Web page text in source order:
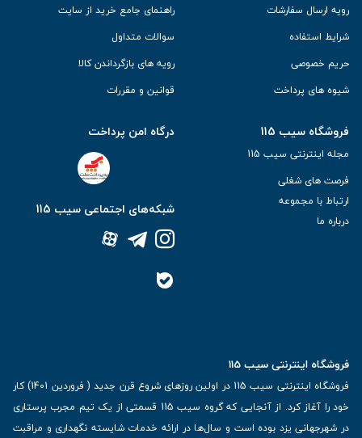
رویه ارسال سفارشات
شرایط استفاده
حریم خصوصی
شیوه های پرداخت
راهنمای جامع خرید از سایت
سوالات متداول
رویه های بازگرداندن کالا
قوانین و مقررات
فروشگاه سیب 115
مجله اینترنتی سیب 115
فرصت های شغلی
ارتباط با مجموعه
درباره ما
درگاه امن پرداخت
شبکه‌های اجتماعی سیب 115
فروشگاه اینترنتی سیب 115
فروشگاه اینترنتی سیب 115 در اولین روزهای شروع قرن جدید ( فروردین 1401) کار
خود را آغاز کرد. از آنجایی که گروه سیب 115 قسمتی از یک تیم مجرب پرستاری
در شهرجهانی یزد بوده است و سال‌ها در ارائه خدمات شایسته نگهداری و مراقبت